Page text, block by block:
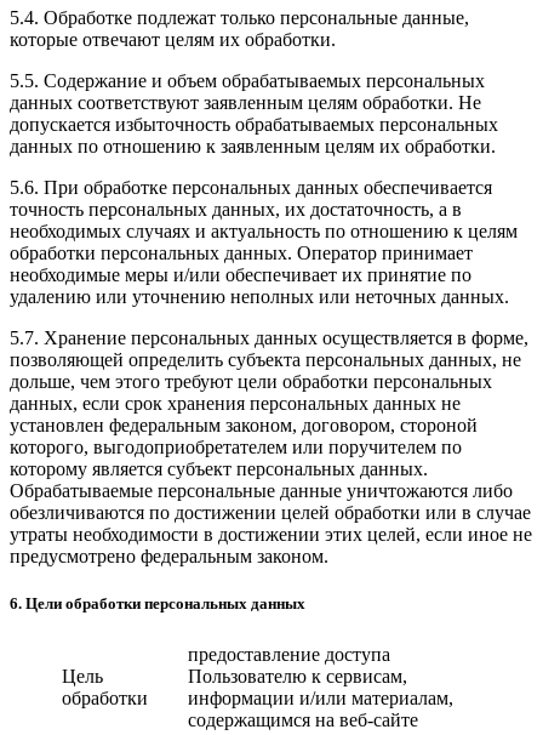
5.4. Обработке подлежат только персональные данные,
которые отвечают целям их обработки.
5.5. Содержание и объем обрабатываемых персональных
данных соответствуют заявленным целям обработки. Не
допускается избыточность обрабатываемых персональных
данных по отношению к заявленным целям их обработки.
5.6. При обработке персональных данных обеспечивается
точность персональных данных, их достаточность, а в
необходимых случаях и актуальность по отношению к целям
обработки персональных данных. Оператор принимает
необходимые меры и/или обеспечивает их принятие по
удалению или уточнению неполных или неточных данных.
5.7. Хранение персональных данных осуществляется в форме,
позволяющей определить субъекта персональных данных, не
дольше, чем этого требуют цели обработки персональных
данных, если срок хранения персональных данных не
установлен федеральным законом, договором, стороной
которого, выгодоприобретателем или поручителем по
которому является субъект персональных данных.
Обрабатываемые персональные данные уничтожаются либо
обезличиваются по достижении целей обработки или в случае
утраты необходимости в достижении этих целей, если иное не
предусмотрено федеральным законом.
6. Цели обработки персональных данных
Цель
обработки
предоставление доступа
Пользователю к сервисам,
информации и/или материалам,
содержащимся на веб-сайте